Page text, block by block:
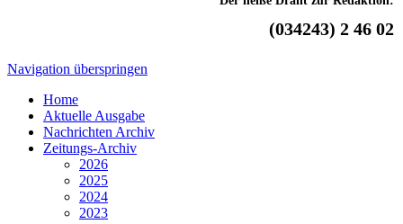
(034243) 2 46 02
Navigation überspringen
Home
Aktuelle Ausgabe
Nachrichten Archiv
Zeitungs-Archiv
2026
2025
2024
2023